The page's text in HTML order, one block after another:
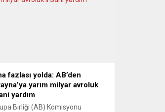
fazlası yolda: AB’den
yarım milyar avroluk
yardım
Birliği (AB) Komisyonu